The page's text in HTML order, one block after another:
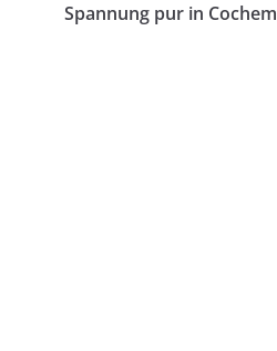
Spannung pur in Cochem